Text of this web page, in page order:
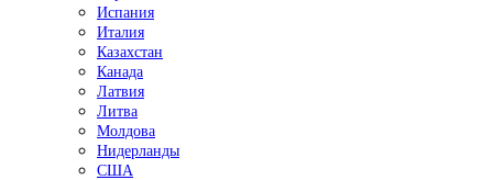
Испания
Италия
Казахстан
Канада
Латвия
Литва
Молдова
Нидерланды
США